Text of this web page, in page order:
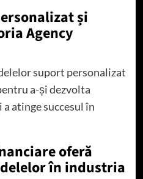
și
Agency
suport personalizat
a-și dezvolta
atinge succesul în
oferă
în industria